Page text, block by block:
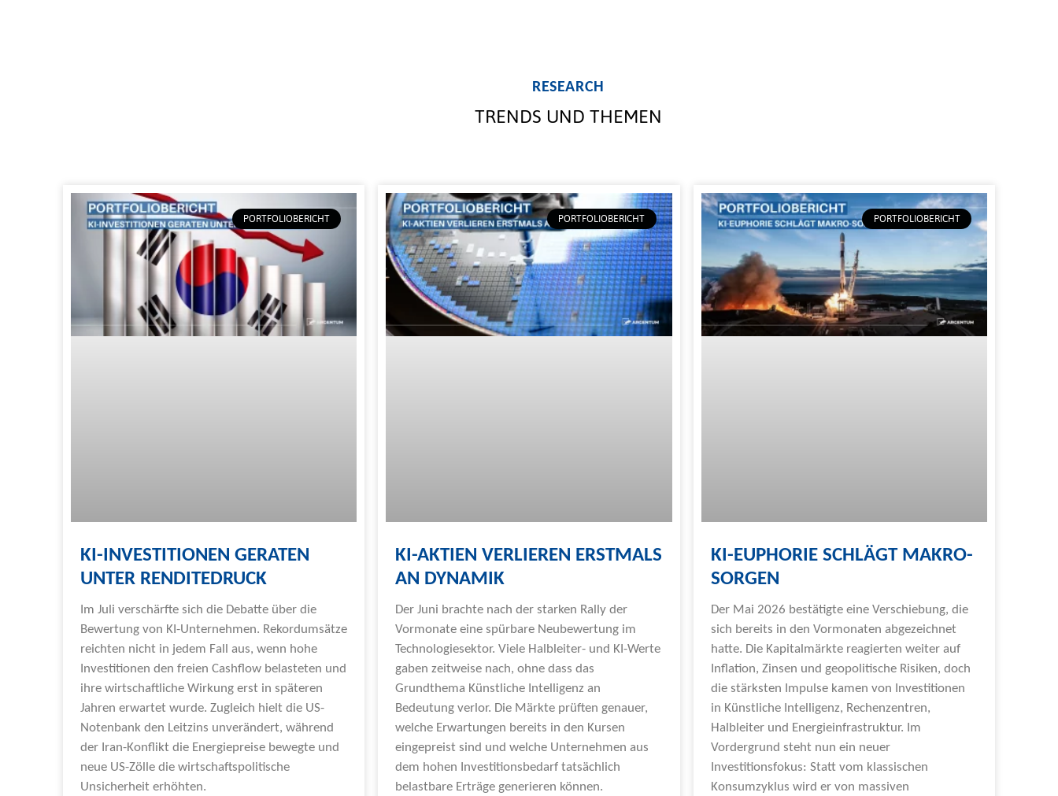
RESEARCH
TRENDS UND THEMEN
PORTFOLIOBERICHT
KI-INVESTITIONEN GERATEN
UNTER RENDITEDRUCK
Im Juli verschärfte sich die Debatte über die
Bewertung von KI-Unternehmen. Rekordumsätze
reichten nicht in jedem Fall aus, wenn hohe
Investitionen den freien Cashflow belasteten und
ihre wirtschaftliche Wirkung erst in späteren
Jahren erwartet wurde. Zugleich hielt die US-
Notenbank den Leitzins unverändert, während
der Iran-Konflikt die Energiepreise bewegte und
neue US-Zölle die wirtschaftspolitische
Unsicherheit erhöhten.
PORTFOLIOBERICHT
KI-AKTIEN VERLIEREN ERSTMALS
AN DYNAMIK
Der Juni brachte nach der starken Rally der
Vormonate eine spürbare Neubewertung im
Technologiesektor. Viele Halbleiter- und KI-Werte
gaben zeitweise nach, ohne dass das
Grundthema Künstliche Intelligenz an
Bedeutung verlor. Die Märkte prüften genauer,
welche Erwartungen bereits in den Kursen
eingepreist sind und welche Unternehmen aus
dem hohen Investitionsbedarf tatsächlich
belastbare Erträge generieren können.
PORTFOLIOBERICHT
KI-EUPHORIE SCHLÄGT MAKRO-
SORGEN
Der Mai 2026 bestätigte eine Verschiebung, die
sich bereits in den Vormonaten abgezeichnet
hatte. Die Kapitalmärkte reagierten weiter auf
Inflation, Zinsen und geopolitische Risiken, doch
die stärksten Impulse kamen von Investitionen
in Künstliche Intelligenz, Rechenzentren,
Halbleiter und Energieinfrastruktur. Im
Vordergrund steht nun ein neuer
Investitionsfokus: Statt vom klassischen
Konsumzyklus wird er von massiven